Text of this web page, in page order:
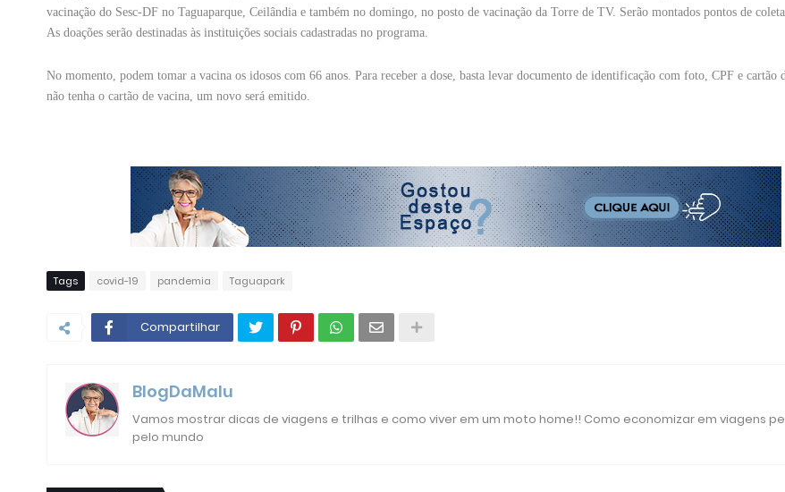
vacinação do Sesc-DF no Taguaparque, Ceilândia e também no domingo, no posto de vacinação da Torre de TV. Serão montados pontos de
As doações serão destinadas às instituições sociais cadastradas no programa.
No momento, podem tomar a vacina os idosos com 66 anos. Para receber a dose, basta levar documento de identificação com foto, CPF e cartão
não tenha o cartão de vacina, um novo será emitido.
Tags covid-19 pandemia Taguapark
Compartilhar
BlogDaMalu
Vamos mostrar dicas de viagens e trilhas e como viver em um moto home!! Como economizar em viagens
pelo mundo